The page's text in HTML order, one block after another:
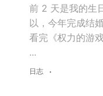
前 2 天是我的生
以，今年完成结
看完《权力的游
...
日志